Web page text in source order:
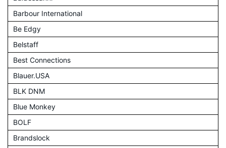
Barbour International
Be Edgy
Belstaff
Best Connections
Blauer.USA
BLK DNM
Blue Monkey
BOLF
Brandslock